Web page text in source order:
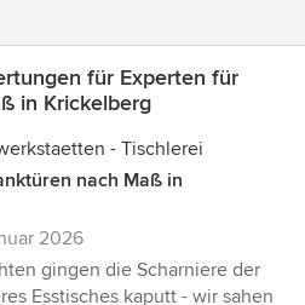
für Experten für
in Krickelberg
- Tischlerei
nach Maß in
2026
gingen die Scharniere der
Esstisches kaputt - wir sahen